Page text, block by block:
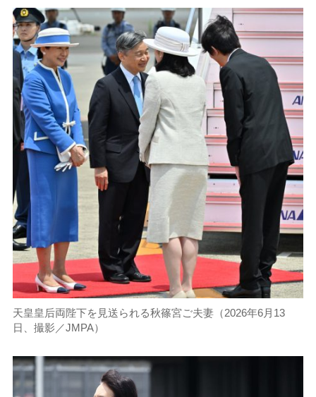
天皇皇后両陛下を見送られる秋篠宮ご夫妻（2026年6月13
日、撮影／JMPA）